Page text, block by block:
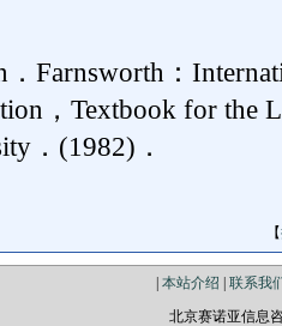
Farnsworth：
，Textbook for the
．(1982)．
【
本站介绍
联系我
北京赛诺亚信息